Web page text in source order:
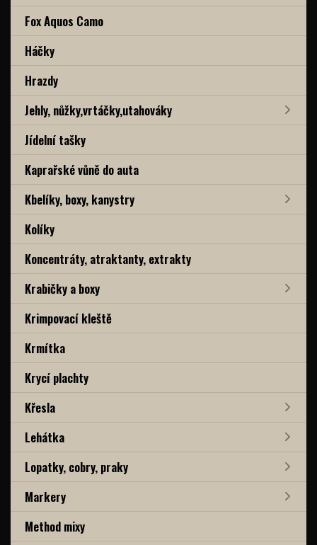
Fox Aquos Camo
Háčky
Hrazdy
Jehly, nůžky,vrtáčky,utahováky
Jídelní tašky
Kaprařské vůně do auta
Kbelíky, boxy, kanystry
Kolíky
Koncentráty, atraktanty, extrakty
Krabičky a boxy
Krimpovací kleště
Krmítka
Krycí plachty
Křesla
Lehátka
Lopatky, cobry, praky
Markery
Method mixy